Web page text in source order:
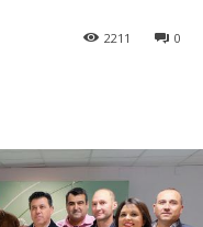
0
2211